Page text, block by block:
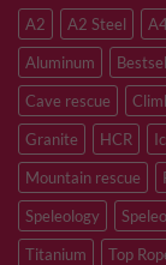
A2 A2 Steel
Aluminum
Cave rescue
Granite
HCR
Mountain rescue
Speleology
Titanium
Top